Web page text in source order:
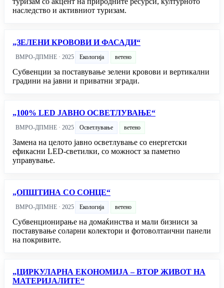
наследство и активниот туризам.
„ЗЕЛЕНИ КРОВОВИ И ФАСАДИ“
ВМРО-ДПМНЕ · 2025 Екологија ветено
Субвенции за поставување зелени кровови и вертикални
градини на јавни и приватни згради.
„100% LED ЈАВНО ОСВЕТЛУВАЊЕ“
ВМРО-ДПМНЕ · 2025 Осветлување ветено
Замена на целото јавно осветлување со енергетски
ефикасни LED-светилки, со можност за паметно
управување.
„ОПШТИНА СО СОНЦЕ“
ВМРО-ДПМНЕ · 2025 Екологија ветено
Субвенционирање на домаќинства и мали бизниси за
поставување соларни колектори и фотоволтаични панели
на покривите.
„ЦИРКУЛАРНА ЕКОНОМИЈА – ВТОР ЖИВОТ НА
МАТЕРИЈАЛИТЕ“